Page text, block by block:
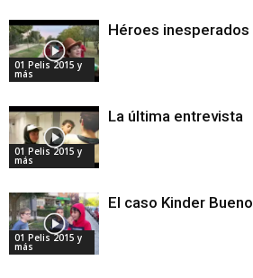
01 Pelis 2015 y
más
Héroes inesperados
01 Pelis 2015 y
más
La última entrevista
01 Pelis 2015 y
más
El caso Kinder Bueno